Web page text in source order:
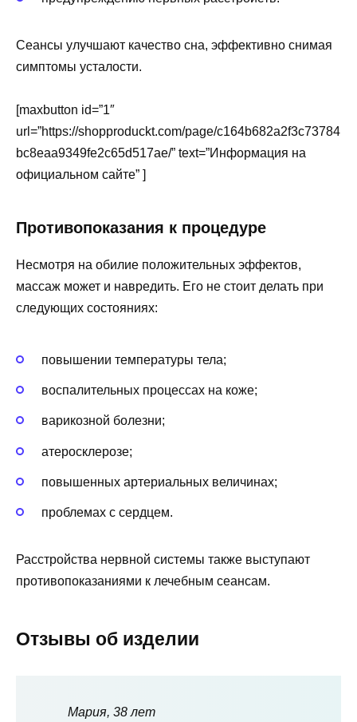
Сеансы улучшают качество сна, эффективно снимая
симптомы усталости.
[maxbutton id=”1″
url=”https://shopproduckt.com/page/c164b682a2f3c73784
bc8eaa9349fe2c65d517ae/” text=”Информация на
официальном сайте” ]
Противопоказания к процедуре
Несмотря на обилие положительных эффектов,
массаж может и навредить. Его не стоит делать при
следующих состояниях:
повышении температуры тела;
воспалительных процессах на коже;
варикозной болезни;
атеросклерозе;
повышенных артериальных величинах;
проблемах с сердцем.
Расстройства нервной системы также выступают
противопоказаниями к лечебным сеансам.
Отзывы об изделии
Мария, 38 лет